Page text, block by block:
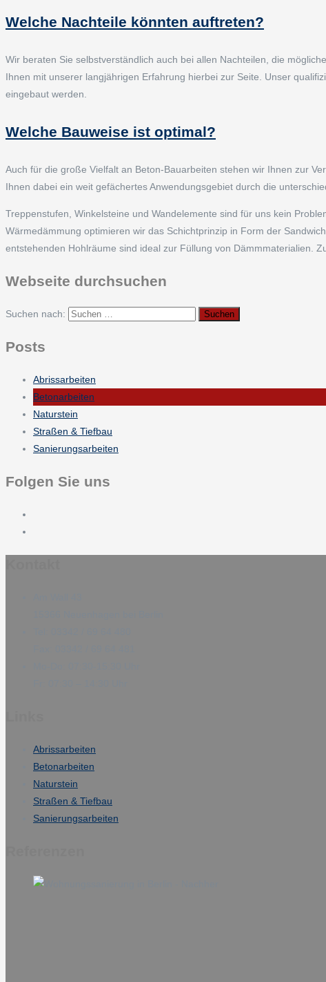
Welche Nachteile könnten auftreten?
Wir beraten Sie selbstverständlich auch bei allen Nachteilen, die
Ihnen mit unserer langjährigen Erfahrung hierbei zur Seite. Unser
eingebaut werden.
Welche Bauweise ist optimal?
Auch für die große Vielfalt an Beton-Bauarbeiten stehen wir Ihnen zur
Ihnen dabei ein weit gefächertes Anwendungsgebiet durch die
Treppenstufen, Winkelsteine und Wandelemente sind für uns kein
Wärmedämmung optimieren wir das Schichtprinzip in Form der
entstehenden Hohlräume sind ideal zur Füllung von Dämmmaterialien.
Webseite durchsuchen
Suchen nach:
Posts
Abrissarbeiten
Betonarbeiten
Naturstein
Straßen & Tiefbau
Sanierungsarbeiten
Folgen Sie uns
Abrissarbeiten
Betonarbeiten
Naturstein
Straßen & Tiefbau
Sanierungsarbeiten